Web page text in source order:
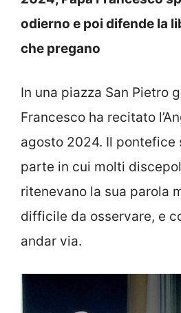
odierno e poi difende la
che pregano
In una piazza San Pietro
Francesco ha recitato
agosto 2024. Il pontefice
parte in cui molti
ritenevano la sua parola
difficile da osservare, e
andar via.